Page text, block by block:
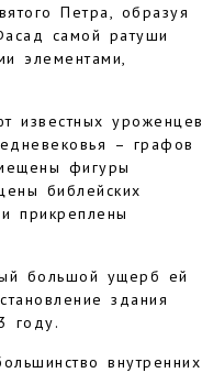
Петра, образуя
самой ратуши
элементами,
известных уроженцев
– графов
фигуры
библейских
прикреплены
большой ущерб ей
здания
году.
внутренних